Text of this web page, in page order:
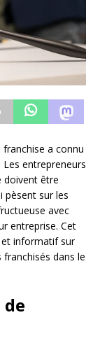
a connu
entrepreneurs
doivent être
pèsent sur les
avec
entreprise. Cet
informatif sur
dans le